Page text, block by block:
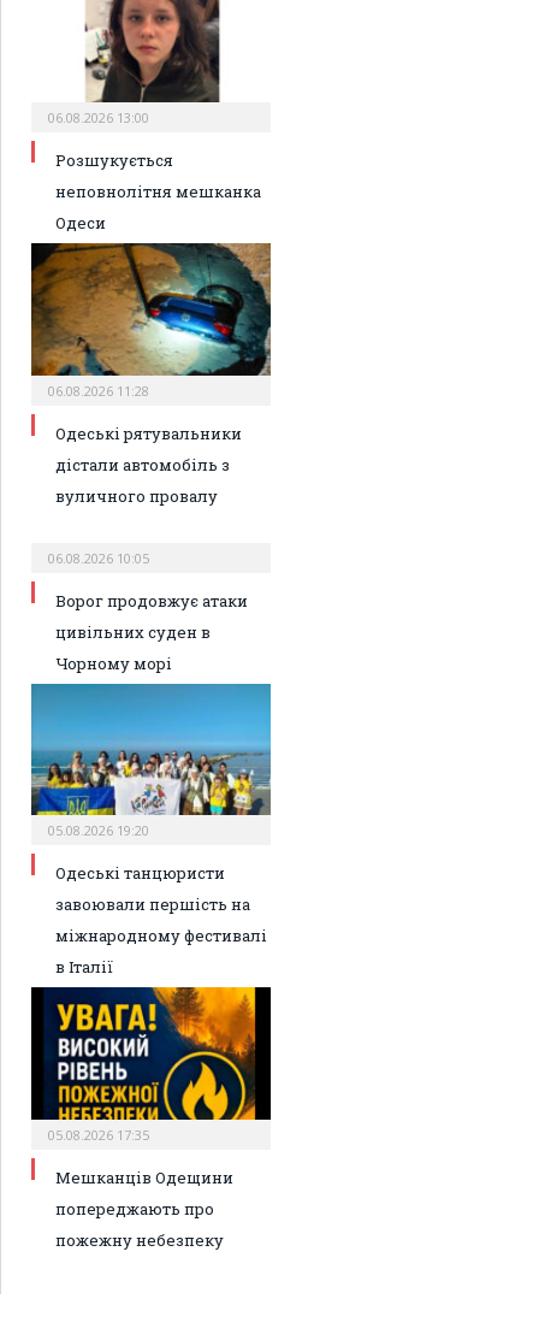
06.08.2026 13:00
Розшукується
неповнолітня мешканка
Одеси
06.08.2026 11:28
Одеські рятувальники
дістали автомобіль з
вуличного провалу
06.08.2026 10:05
Ворог продовжує атаки
цивільних суден в
Чорному морі
05.08.2026 19:20
Одеські танцюристи
завоювали першість на
міжнародному фестивалі
в Італії
05.08.2026 17:35
Мешканців Одещини
попереджають про
пожежну небезпеку